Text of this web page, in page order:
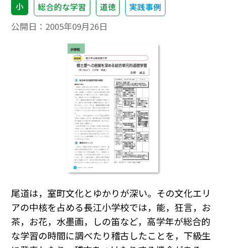
小 総合的な学習 道徳 実践事例
公開日： 2005年09月26日
尾道は，室町文化とゆかりが深い。その文化エリ
アの中核を占める長江小学校では，能，狂言，お
茶，お花，水墨画，しの笛など，高学年が総合的
な学習の時間に調べたり稽古したことを，下級生